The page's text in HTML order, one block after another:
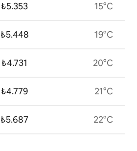
₺5.353
₺5.448
₺4.731
₺4.779
₺5.687
15°C
19°C
20°C
21°C
22°C